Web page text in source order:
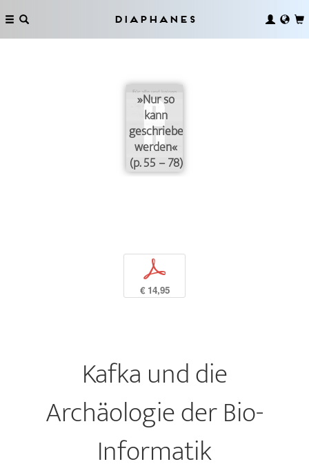
Diaphanes
»Nur so
kann
geschrieben
werden«
(p. 55 – 78)
p
€ 14,95
Kafka und die
Archäologie der Bio-
Informatik